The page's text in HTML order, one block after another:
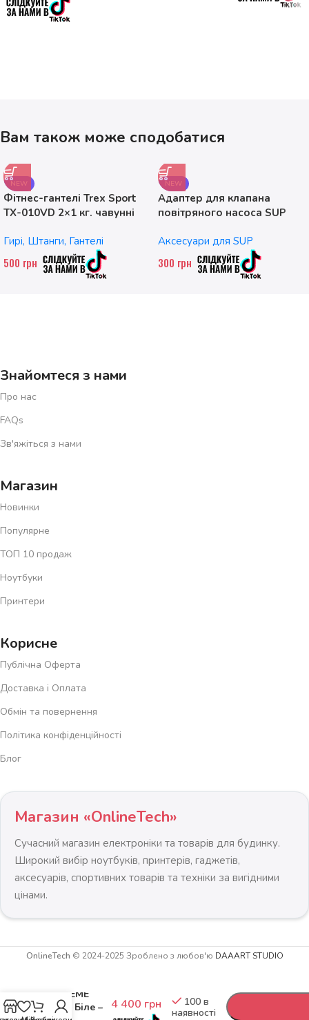
Вам також може сподобатися
NEW
Фітнес-гантелі Trex Sport
TX-010VD 2×1 кг. чавунні
Гирі, Штанги, Гантелі
500 грн
NEW
Адаптер для клапана
повітряного насоса SUP
Аксесуари для SUP
300 грн
Знайомтеся з нами
Про нас
FAQs
Зв'яжіться з нами
Магазин
Новинки
Популярне
ТОП 10 продаж
Ноутбуки
Принтери
Корисне
Публічна Оферта
Доставка і Оплата
Обмін та повернення
Політика конфіденційності
Блог
Магазин «OnlineTech»
Сучасний магазин електроніки та товарів для будинку.
Широкий вибір ноутбуків, принтерів, гаджетів,
аксесуарів, спортивних товарів та техніки за вигідними
цінами.
OnlineTech © 2024-2025 Зроблено з любов'ю DAAART STUDIO
EXTREME
ENZO Біле –
4 400 грн
100 в
наявності